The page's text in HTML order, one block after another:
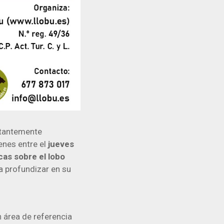
entre el jueves
sobre el lobo
profundizar en su
área de referencia